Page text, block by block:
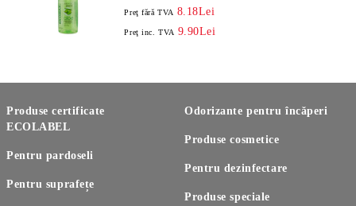
Preţ fără TVA 8.18Lei
Preţ inc. TVA 9.90Lei
Produse certificate
ECOLABEL
Pentru pardoseli
Pentru suprafețe
Odorizante pentru încăperi
Produse cosmetice
Pentru dezinfectare
Produse speciale